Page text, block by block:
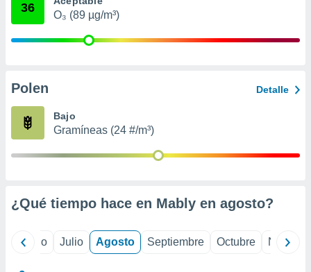
publicidad
de
1199
36
O₃ (89 µg/m³)
Polen Detalle
Bajo
Gramíneas (24 #/m³)
¿Qué tiempo hace en Mably en agosto?
Junio Julio Agosto Septiembre Octubre